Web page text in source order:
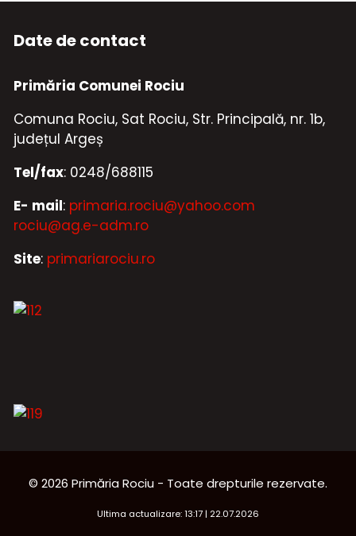
Date de contact
Primăria Comunei Rociu
Comuna Rociu, Sat Rociu, Str. Principală, nr. 1b,
județul Argeș
Tel/fax: 0248/688115
E- mail: primaria.rociu@yahoo.com
rociu@ag.e-adm.ro
Site: primariarociu.ro
© 2026 Primăria Rociu - Toate drepturile rezervate.
Ultima actualizare: 13:17 | 22.07.2026